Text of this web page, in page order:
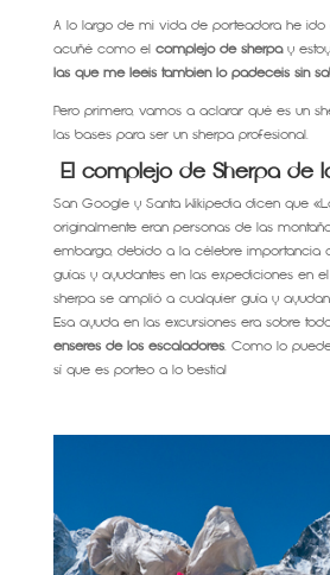
A lo largo de mi vida de porteadora he ido
acuñé como el complejo de sherpay
las que me leéis también lo padecéis sin
Pero primero, vamos a aclarar qué es un
las bases para ser un sherpa profesional.
El complejo de Sherpa de
San Google y Santa Wikipedia dicen que
originalmente eran personas de las
embargo, debido a la célebre importancia
guías y ayudantes en las expediciones en
sherpa se amplió a cualquier guía y
Esa ayuda en las excursiones era sobre
enseres de los escaladores. Como lo
sí que es porteo a lo bestia!